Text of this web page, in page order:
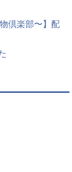
倶楽部〜】配